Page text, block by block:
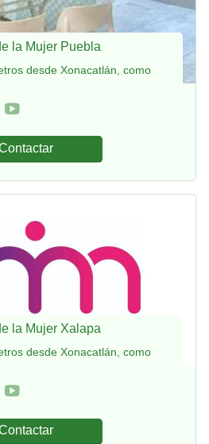
la Mujer Puebla
desde Xonacatlán, como
la Mujer Xalapa
desde Xonacatlán, como